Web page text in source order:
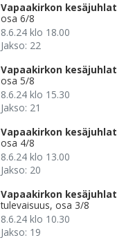
Vapaakirkon kesäjuhlat
osa 6/8
8.6.24 klo 18.00
Jakso: 22
Vapaakirkon kesäjuhlat
osa 5/8
8.6.24 klo 15.30
Jakso: 21
Vapaakirkon kesäjuhlat
osa 4/8
8.6.24 klo 13.00
Jakso: 20
Vapaakirkon kesäjuhlat
tulevaisuus, osa 3/8
8.6.24 klo 10.30
Jakso: 19